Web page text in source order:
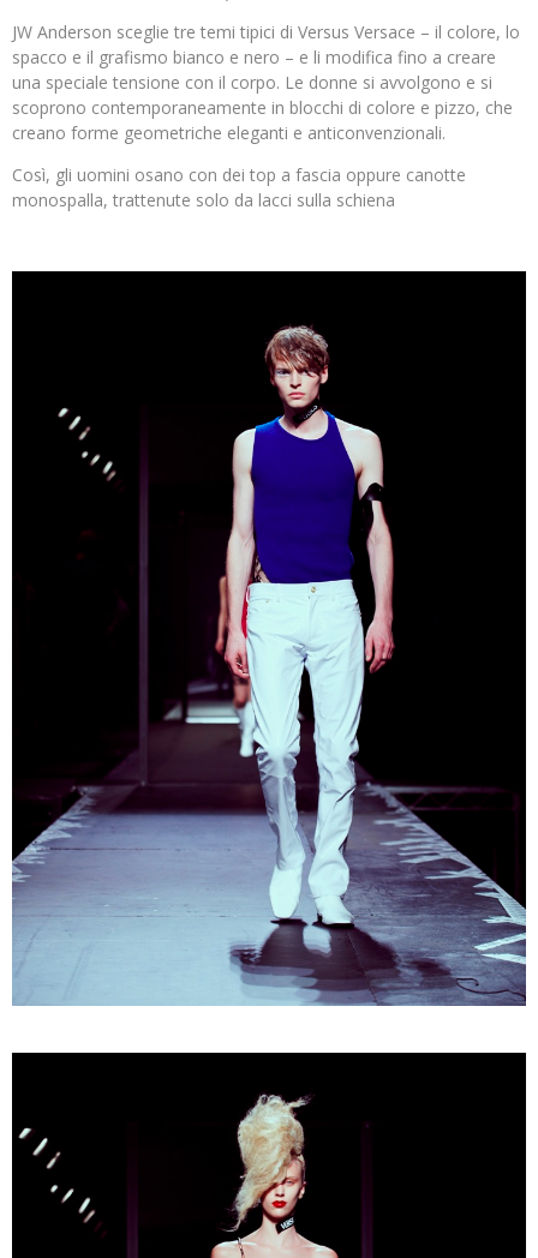
JW Anderson sceglie tre temi tipici di Versus Versace – il colore, lo
spacco e il grafismo bianco e nero – e li modifica fino a creare
una speciale tensione con il corpo. Le donne si avvolgono e si
scoprono contemporaneamente in blocchi di colore e pizzo, che
creano forme geometriche eleganti e anticonvenzionali.
Così, gli uomini osano con dei top a fascia oppure canotte
monospalla, trattenute solo da lacci sulla schiena